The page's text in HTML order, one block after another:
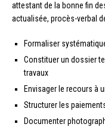
attestant de la bonne fin
actualisée, procès-verbal
Formaliser
Constituer un dossier
travaux
Envisager le recours à
Structurer les
Documenter